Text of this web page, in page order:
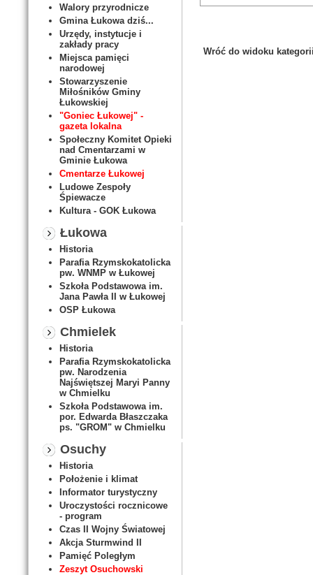
Walory przyrodnicze
Gmina Łukowa dziś...
Urzędy, instytucje i
zakłady pracy
Miejsca pamięci
narodowej
Stowarzyszenie
Miłośników Gminy
Łukowskiej
"Goniec Łukowej" -
gazeta lokalna
Społeczny Komitet Opieki
nad Cmentarzami w
Gminie Łukowa
Cmentarze Łukowej
Ludowe Zespoły
Śpiewacze
Kultura - GOK Łukowa
Łukowa
Historia
Parafia Rzymskokatolicka
pw. WNMP w Łukowej
Szkoła Podstawowa im.
Jana Pawła II w Łukowej
OSP Łukowa
Chmielek
Historia
Parafia Rzymskokatolicka
pw. Narodzenia
Najświętszej Maryi Panny
w Chmielku
Szkoła Podstawowa im.
por. Edwarda Błaszczaka
ps. "GROM" w Chmielku
Osuchy
Historia
Położenie i klimat
Informator turystyczny
Uroczystości rocznicowe
- program
Czas II Wojny Światowej
Akcja Sturmwind II
Pamięć Poległym
Zeszyt Osuchowski
Wróć do widoku